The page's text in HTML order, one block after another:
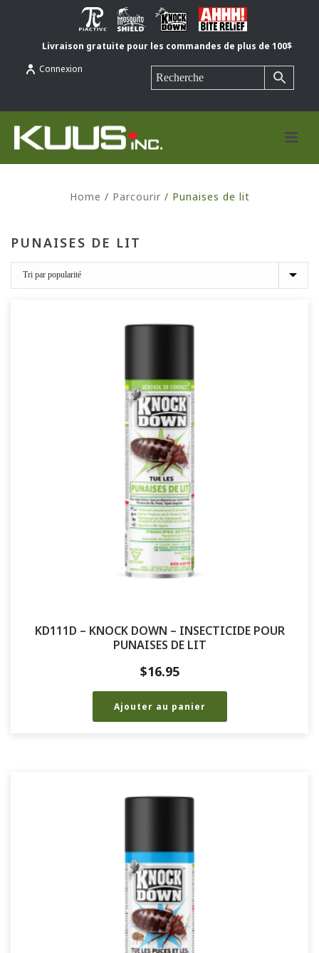
Livraison gratuite pour les commandes de plus de 100$
Connexion
Home / Parcourir / Punaises de lit
PUNAISES DE LIT
KD111D – KNOCK DOWN – INSECTICIDE POUR
PUNAISES DE LIT
$16.95
Ajouter au panier